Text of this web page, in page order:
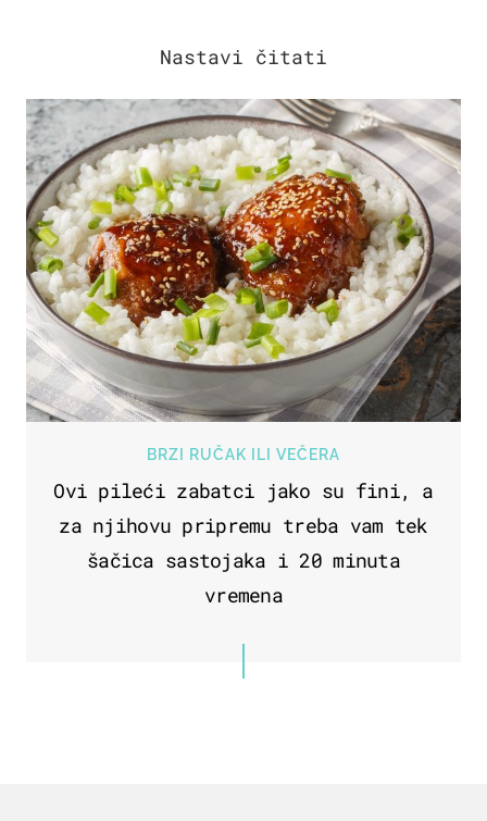
BRZI RUČAK ILI VEČERA
Ovi pileći zabatci jako su fini, a
za njihovu pripremu treba vam tek
šačica sastojaka i 20 minuta
vremena